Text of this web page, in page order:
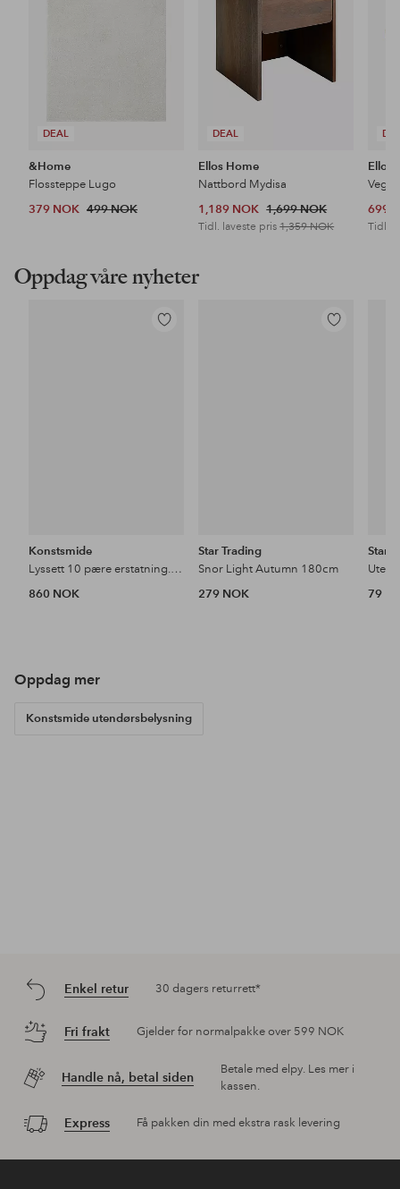
DEAL
&Home
Flossteppe Lugo
379 NOK 499 NOK
DEAL
Ellos Home
Nattbord Mydisa
1,189 NOK 1,699 NOK
Tidl. laveste pris1,359 NOK
Ellos
699
Tidl.
Oppdag våre nyheter
Legg
Konstsmide
Lyssett 10 pære erstatning. LED 450cm
860 NOK
Legg
Star Trading
Snor Light Autumn 180cm
279 NOK
Star
79
Oppdag mer
Konstsmide utendørsbelysning
Enkel retur 30 dagers returrett*
Fri frakt Gjelder for normalpakke over 599 NOK
Handle nå, betal siden
Betale med elpy. Les mer i
kassen.
Express Få pakken din med ekstra rask levering